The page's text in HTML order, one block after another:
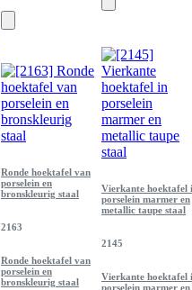
Ronde hoektafel van
porselein en
bronskleurig staal
2163
Ronde hoektafel van
porselein en
bronskleurig staal
Vierkante hoektafel
porselein marmer en
metallic taupe staal
2145
Vierkante hoektafel
porselein marmer en